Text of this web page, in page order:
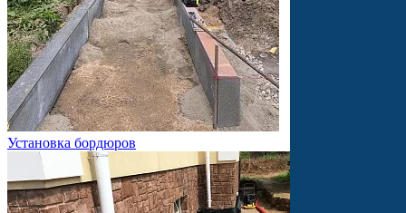
Установка бордюров